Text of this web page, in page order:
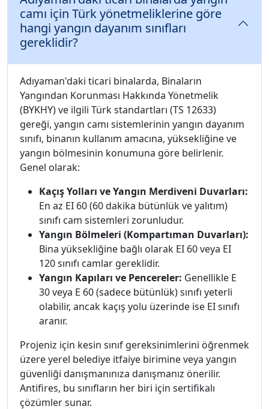
camı için Türk yönetmeliklerine göre
hangi yangın dayanım sınıfları
gereklidir?
Adıyaman'daki ticari binalarda, Binaların
Yangından Korunması Hakkında Yönetmelik
(BYKHY) ve ilgili Türk standartları (TS 12633)
gereği, yangın camı sistemlerinin yangın dayanım
sınıfı, binanın kullanım amacına, yüksekliğine ve
yangın bölmesinin konumuna göre belirlenir.
Genel olarak:
Kaçış Yolları ve Yangın Merdiveni Duvarları:
En az EI 60 (60 dakika bütünlük ve yalıtım)
sınıfı cam sistemleri zorunludur.
Yangın Bölmeleri (Kompartıman Duvarları):
Bina yüksekliğine bağlı olarak EI 60 veya EI
120 sınıfı camlar gereklidir.
Yangın Kapıları ve Pencereler: Genellikle E
30 veya E 60 (sadece bütünlük) sınıfı yeterli
olabilir, ancak kaçış yolu üzerinde ise EI sınıfı
aranır.
Projeniz için kesin sınıf gereksinimlerini öğrenmek
üzere yerel belediye itfaiye birimine veya yangın
güvenliği danışmanınıza danışmanız önerilir.
Antifires, bu sınıfların her biri için sertifikalı
çözümler sunar.